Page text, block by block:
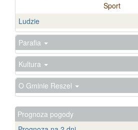
Sport
Ludzie
Parafia
Kultura
O Gminie Reszel
Prognoza pogody